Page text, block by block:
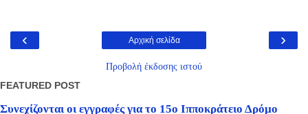
‹ ›
Αρχική σελίδα
Προβολή έκδοσης ιστού
FEATURED POST
Συνεχίζονται οι εγγραφές για το 15ο Ιπποκράτειο Δρόμο